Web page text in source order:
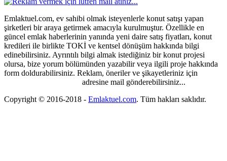
Emlaktuel.com, ev sahibi olmak isteyenlerle konut satışı yapan
şirketleri bir araya getirmek amacıyla kurulmuştur. Özellikle en
güncel emlak haberlerinin yanında yeni daire satış fiyatları, konut
kredileri ile birlikte TOKİ ve kentsel dönüşüm hakkında bilgi
edinebilirsiniz. Ayrıntılı bilgi almak istediğiniz bir konut projesi
olursa, bize yorum bölümünden yazabilir veya ilgili proje hakkında
form doldurabilirsiniz. Reklam, öneriler ve şikayetleriniz için
adresine mail gönderebilirsiniz...
Copyright © 2016-2018 - Emlaktuel.com. Tüm hakları saklıdır.